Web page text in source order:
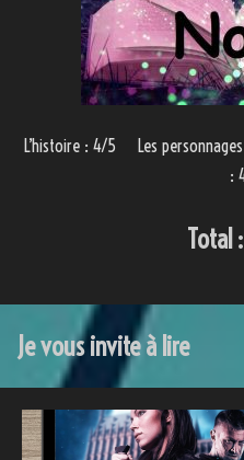
L’histoire : 4/5 Les
:
Total
Je vous invite à lire